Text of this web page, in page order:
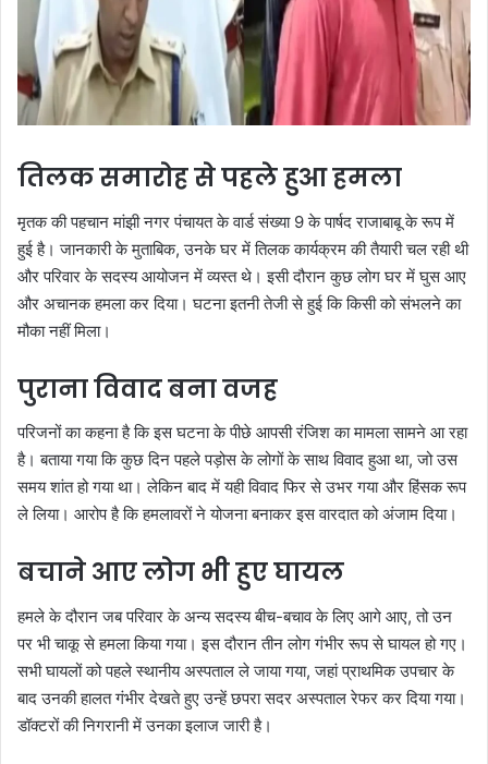
तिलक समारोह से पहले हुआ हमला
मृतक की पहचान मांझी नगर पंचायत के वार्ड संख्या 9 के पार्षद राजाबाबू के रूप में
हुई है। जानकारी के मुताबिक, उनके घर में तिलक कार्यक्रम की तैयारी चल रही थी
और परिवार के सदस्य आयोजन में व्यस्त थे। इसी दौरान कुछ लोग घर में घुस आए
और अचानक हमला कर दिया। घटना इतनी तेजी से हुई कि किसी को संभलने का
मौका नहीं मिला।
पुराना विवाद बना वजह
परिजनों का कहना है कि इस घटना के पीछे आपसी रंजिश का मामला सामने आ रहा
है। बताया गया कि कुछ दिन पहले पड़ोस के लोगों के साथ विवाद हुआ था, जो उस
समय शांत हो गया था। लेकिन बाद में यही विवाद फिर से उभर गया और हिंसक रूप
ले लिया। आरोप है कि हमलावरों ने योजना बनाकर इस वारदात को अंजाम दिया।
बचाने आए लोग भी हुए घायल
हमले के दौरान जब परिवार के अन्य सदस्य बीच-बचाव के लिए आगे आए, तो उन
पर भी चाकू से हमला किया गया। इस दौरान तीन लोग गंभीर रूप से घायल हो गए।
सभी घायलों को पहले स्थानीय अस्पताल ले जाया गया, जहां प्राथमिक उपचार के
बाद उनकी हालत गंभीर देखते हुए उन्हें छपरा सदर अस्पताल रेफर कर दिया गया।
डॉक्टरों की निगरानी में उनका इलाज जारी है।